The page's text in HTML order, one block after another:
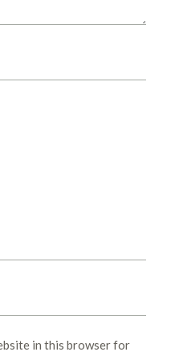
in this browser for